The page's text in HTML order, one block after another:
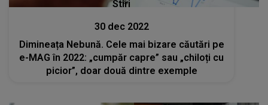
Stiri
30 dec 2022
Dimineața Nebună. Cele mai bizare căutări pe
e-MAG în 2022: „cumpăr capre” sau „chiloți cu
picior”, doar două dintre exemple